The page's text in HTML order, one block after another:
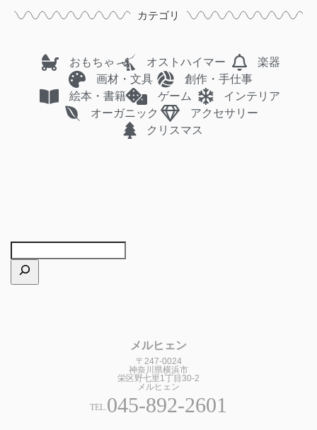
カテゴリ
おもちゃ オストハイマー
楽器
画材・文具
創作・手仕事
絵本・書籍
ゲーム
インテリア
オーガニック
アクセサリー
クリスマス
メルヒェン
〒247-0024
神奈川県横浜市
栄区野七里1丁目30-2
メルヒェン
TEL.045-892-2601